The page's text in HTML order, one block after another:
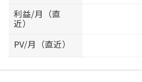
利益/月（直
近）
PV/月（直近）